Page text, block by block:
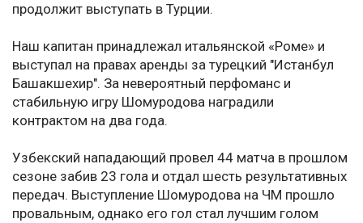
продолжит выступать в Турции.
Наш капитан принадлежал итальянской «Роме» и
выступал на правах аренды за турецкий "Истанбул
Башакшехир". За невероятный перфоманс и
стабильную игру Шомуродова наградили
контрактом на два года.
Узбекский нападающий провел 44 матча в прошлом
сезоне забив 23 гола и отдал шесть результативных
передач. Выступление Шомуродова на ЧМ прошло
провальным, однако его гол стал лучшим голом